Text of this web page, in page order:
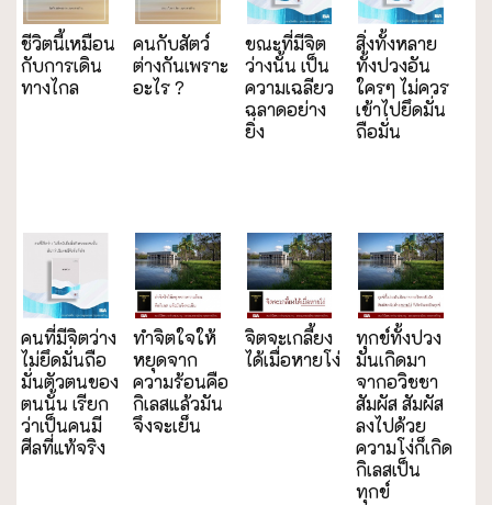
ชีวิตนี้เหมือน
กับการเดิน
ทางไกล
คนกับสัตว์
ต่างกันเพราะ
อะไร ?
ขณะที่มีจิต
ว่างนั้น เป็น
ความเฉลียว
ฉลาดอย่าง
ยิ่ง
สิ่งทั้งหลาย
ทั้งปวงอัน
ใครๆ ไม่ควร
เข้าไปยึดมั่น
ถือมั่น
คนที่มีจิตว่าง
ไม่ยึดมั่นถือ
มั่นตัวตนของ
ตนนั้น เรียก
ว่าเป็นคนมี
ศีลที่แท้จริง
ทำจิตใจให้
หยุดจาก
ความร้อนคือ
กิเลสแล้วมัน
จึงจะเย็น
จิตจะเกลี้ยง
ได้เมื่อหายโง่
ทุกข์ทั้งปวง
มันเกิดมา
จากอวิชชา
สัมผัส สัมผัส
ลงไปด้วย
ความโง่ก็เกิด
กิเลสเป็น
ทุกข์